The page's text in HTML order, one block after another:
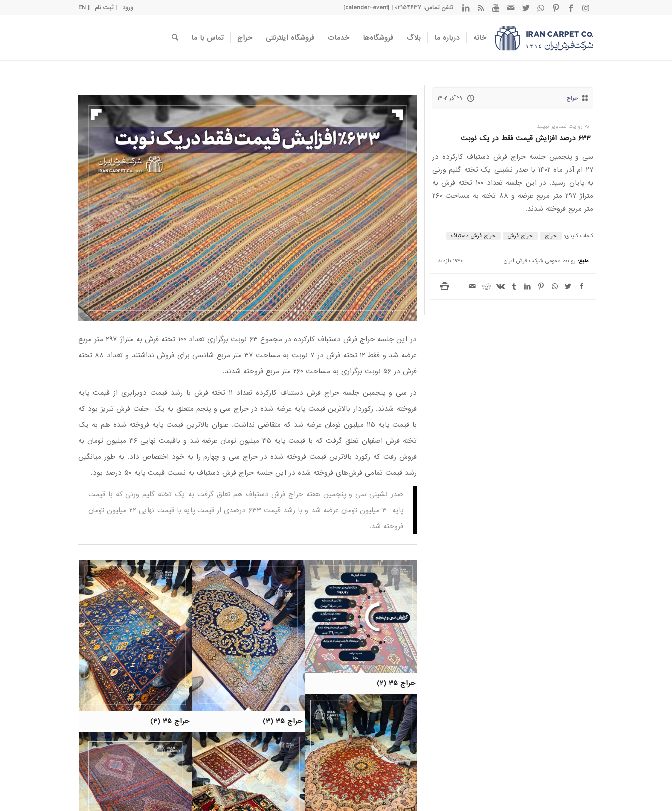
ورود | ثبت نام | EN تلفن تماس: 02154637 | [calender-event]
خانه درباره ما بلاگ فروشگاه‌ها خدمات فروشگاه اینترنتی حراج تماس با ما
حراج ۲۹ آذر ۱۴۰۲
به روایت تصاویر ببینید
۶۳۳ درصد افزایش قیمت فقط در یک نوبت
سی و پنجمین جلسه حراج فرش دستباف کارکرده در
۲۷ ام آذر ماه ۱۴۰۲ با صدر نشینی یک تخته گلیم ورنی
به پایان رسید. در این جلسه تعداد ۱۰۰ تخته فرش به
متراژ ۲۹۷ متر مربع عرضه و ۸۸ تخته به مساحت ۲۶۰
متر مربع فروخته شدند.
کلمات کلیدی: حراج حراج فرش حراج فرش دستباف
منبع: روابط عمومی شرکت فرش ایران 1940 بازدید
در این جلسه حراج فرش دستباف کارکرده در مجموع ۶۳ نوبت برگزاری تعداد ۱۰۰ تخته فرش به متراژ ۲۹۷ متر مربع
عرضه شد و فقط ۱۲ تخته فرش در ۷ نوبت به مساحت ۳۷ متر مربع شانسی برای فروش نداشتند و تعداد ۸۸ تخته
فرش در ۵۶ نوبت برگزاری به مساحت ۲۶۰ متر مربع فروخته شدند.
در سی و پنجمین جلسه حراج فرش دستباف کارکرده تعداد ۱۱ تخته فرش با رشد قیمت دوبرابری از قیمت پایه
فروخته شدند. رکوردار بالاترین قیمت پایه عرضه شده در حراج سی و پنجم متعلق به یک جفت فرش تبریز بود که
با قیمت پایه ۱۱۵ میلیون تومان عرضه شد که متقاضی نداشت. عنوان بالاترین قیمت پایه فروخته شده هم به یک
تخته فرش اصفهان تعلق گرفت که با قیمت پایه ۳۵ میلیون تومان عرضه شد و باقیمت نهایی ۳۶ میلیون تومان به
فروش رفت که رکورد بالاترین قیمت فروخته شده در حراج سی و چهارم را به خود اختصاص داد. به طور میانگین
رشد قیمت تمامی فرش‌های فروخته شده در این جلسه حراج فرش دستباف به نسبت قیمت پایه ۵۰ درصد بود.
صدر نشینی سی و پنجمین هفته حراج فرش دستباف هم تعلق گرفت به یک تخته گلیم ورنی که با قیمت
پایه ۳ میلیون تومان عرضه شد و با رشد قیمت ۶۳۳ درصدی از قیمت پایه با قیمت نهایی ۲۲ میلیون تومان
فروخته شد.
حراج ۳۵ (۲)
حراج ۳۵ (۳) حراج ۳۵ (۴)